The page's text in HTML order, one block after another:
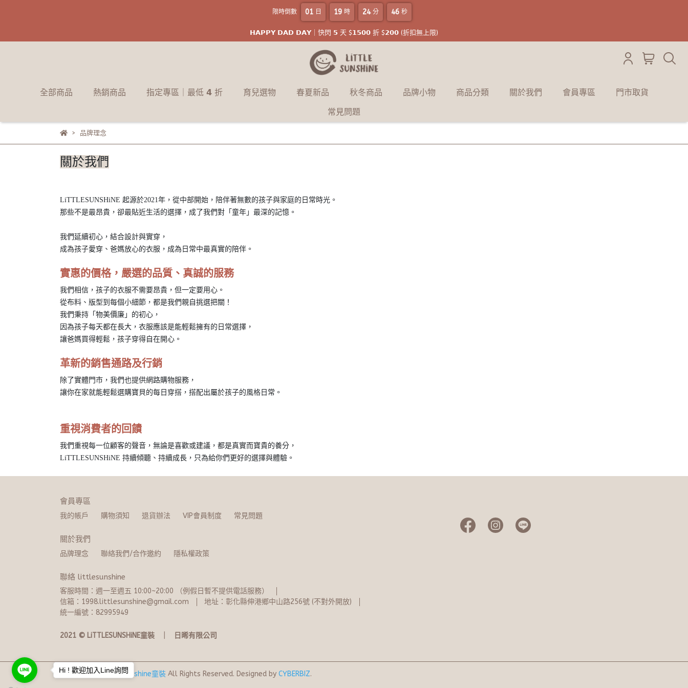
限時倒數 01 日 19 時 24 分 45 秒
𝗛𝗔𝗣𝗣𝗬 𝗗𝗔𝗗 𝗗𝗔𝗬｜快閃 𝟱 天 $𝟭𝟱𝟬𝟬 折 $𝟮𝟬𝟬 (折扣無上限)
全部商品 熱銷商品 指定專區｜最低 𝟰 折 育兒選物 春夏新品 秋冬商品 品牌小物 商品分類 關於我們 會員專區
門市取貨
常見問題
品牌理念
關於我們
LiTTLESUNSHiNE 起源於2021年，從中部開始，陪伴著無數的孩子與家庭的日常時光。
那些不是最昂貴，卻最貼近生活的選擇，成了我們對「童年」最深的記憶 。
我們延續初心，結合設計與實穿，
成為孩子愛穿、爸媽放心的衣服，成為日常中最真實的陪伴。
實惠的價格，嚴選的品質、真誠的服務
我們相信，孩子的衣服不需要昂貴，但一定要用心。
從布料、版型到每個小細節，都是我們親自挑選把關！
我們秉持「物美價廉」的初心，
因為孩子每天都在長大，衣服應該是能輕鬆擁有的日常選擇，
讓爸媽買得輕鬆，孩子穿得自在開心。
革新的銷售通路及行銷
除了實體門市，我們也提供網路購物服務，
讓你在家就能輕鬆選購寶貝的每日穿搭，搭配出屬於孩子的風格日常。
重視消費者的回饋
我們重視每一位顧客的聲音，無論是喜歡或建議，都是真實而寶貴的養分，
LiTTLESUNSHiNE 持續傾聽、持續成長，只為給你們更好的選擇與體驗。
會員專區
我的帳戶 購物須知 退貨辦法 VIP會員制度 常見問題
關於我們
品牌理念 聯絡我們/合作邀約 隱私權政策
聯絡 littlesunshine
客服時間：週一至週五 10:00~20:​0​0 （例假日暫不提供電話服務）
信箱：1998.littlesunshine@gmail.com
地址：彰化縣伸港鄉中山路256號 (不對外開放)
統一編號：82995949
2021 © LiTTLESUNSHiNE童裝   ｜   日晞有限公司
Copyright © Littlesunshine童裝 All Rights Reserved. Designed by CYBERBIZ.
Hi ! 歡迎加入Line詢問